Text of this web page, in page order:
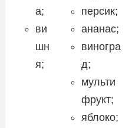
а;
ви
шн
я;
персик;
ананас;
виногра
д;
мульти
фрукт;
яблоко;